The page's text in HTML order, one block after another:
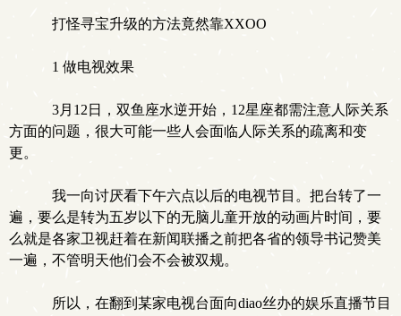
打怪寻宝升级的方法竟然靠XXOO
1 做电视效果
3月12日，双鱼座水逆开始，12星座都需注意人际关系
方面的问题，很大可能一些人会面临人际关系的疏离和变
更。
我一向讨厌看下午六点以后的电视节目。把台转了一
遍，要么是转为五岁以下的无脑儿童开放的动画片时间，要
么就是各家卫视赶着在新闻联播之前把各省的领导书记赞美
一遍，不管明天他们会不会被双规。
所以，在翻到某家电视台面向diao丝办的娱乐直播节目